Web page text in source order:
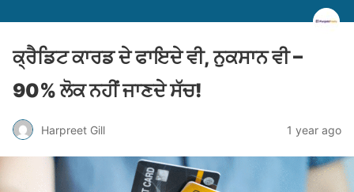
ਕ੍ਰੈਡਿਟ ਕਾਰਡ ਦੇ ਫਾਇਦੇ ਵੀ, ਨੁਕਸਾਨ ਵੀ –
90% ਲੋਕ ਨਹੀਂ ਜਾਣਦੇ ਸੱਚ!
Harpreet Gill 1 year ago